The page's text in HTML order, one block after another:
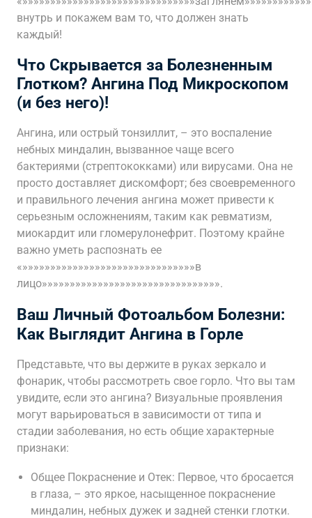
внутрь и покажем вам то, что должен знать
каждый!
Что Скрывается за Болезненным
Глотком? Ангина Под Микроскопом
(и без него)!
Ангина, или острый тонзиллит, – это воспаление
небных миндалин, вызванное чаще всего
бактериями (стрептококками) или вирусами. Она не
просто доставляет дискомфорт; без своевременного
и правильного лечения ангина может привести к
серьезным осложнениям, таким как ревматизм,
миокардит или гломерулонефрит. Поэтому крайне
важно уметь распознать ее
«»»»»»»»»»»»»»»»»»»»»»»»»»»»»»»»в
лицо»»»»»»»»»»»»»»»»»»»»»»»»»»»»»»»».
Ваш Личный Фотоальбом Болезни:
Как Выглядит Ангина в Горле
Представьте, что вы держите в руках зеркало и
фонарик, чтобы рассмотреть свое горло. Что вы там
увидите, если это ангина? Визуальные проявления
могут варьироваться в зависимости от типа и
стадии заболевания, но есть общие характерные
признаки:
Общее Покраснение и Отек: Первое, что бросается
в глаза, – это яркое, насыщенное покраснение
миндалин, небных дужек и задней стенки глотки.